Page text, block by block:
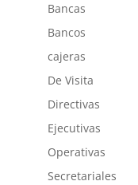
Bancas
Bancos
cajeras
De Visita
Directivas
Ejecutivas
Operativas
Secretariales